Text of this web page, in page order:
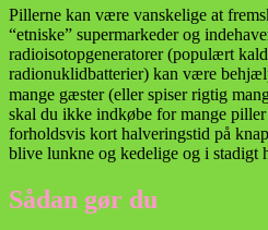
Pillerne kan være vanskelige at
“etniske” supermarkeder og
radioisotopgeneratorer (populært
radionuklidbatterier) kan være
mange gæster (eller spiser rigtig
skal du ikke indkøbe for mange piller
forholdsvis kort halveringstid på
blive lunkne og kedelige og i stadigt
Sådan gør du